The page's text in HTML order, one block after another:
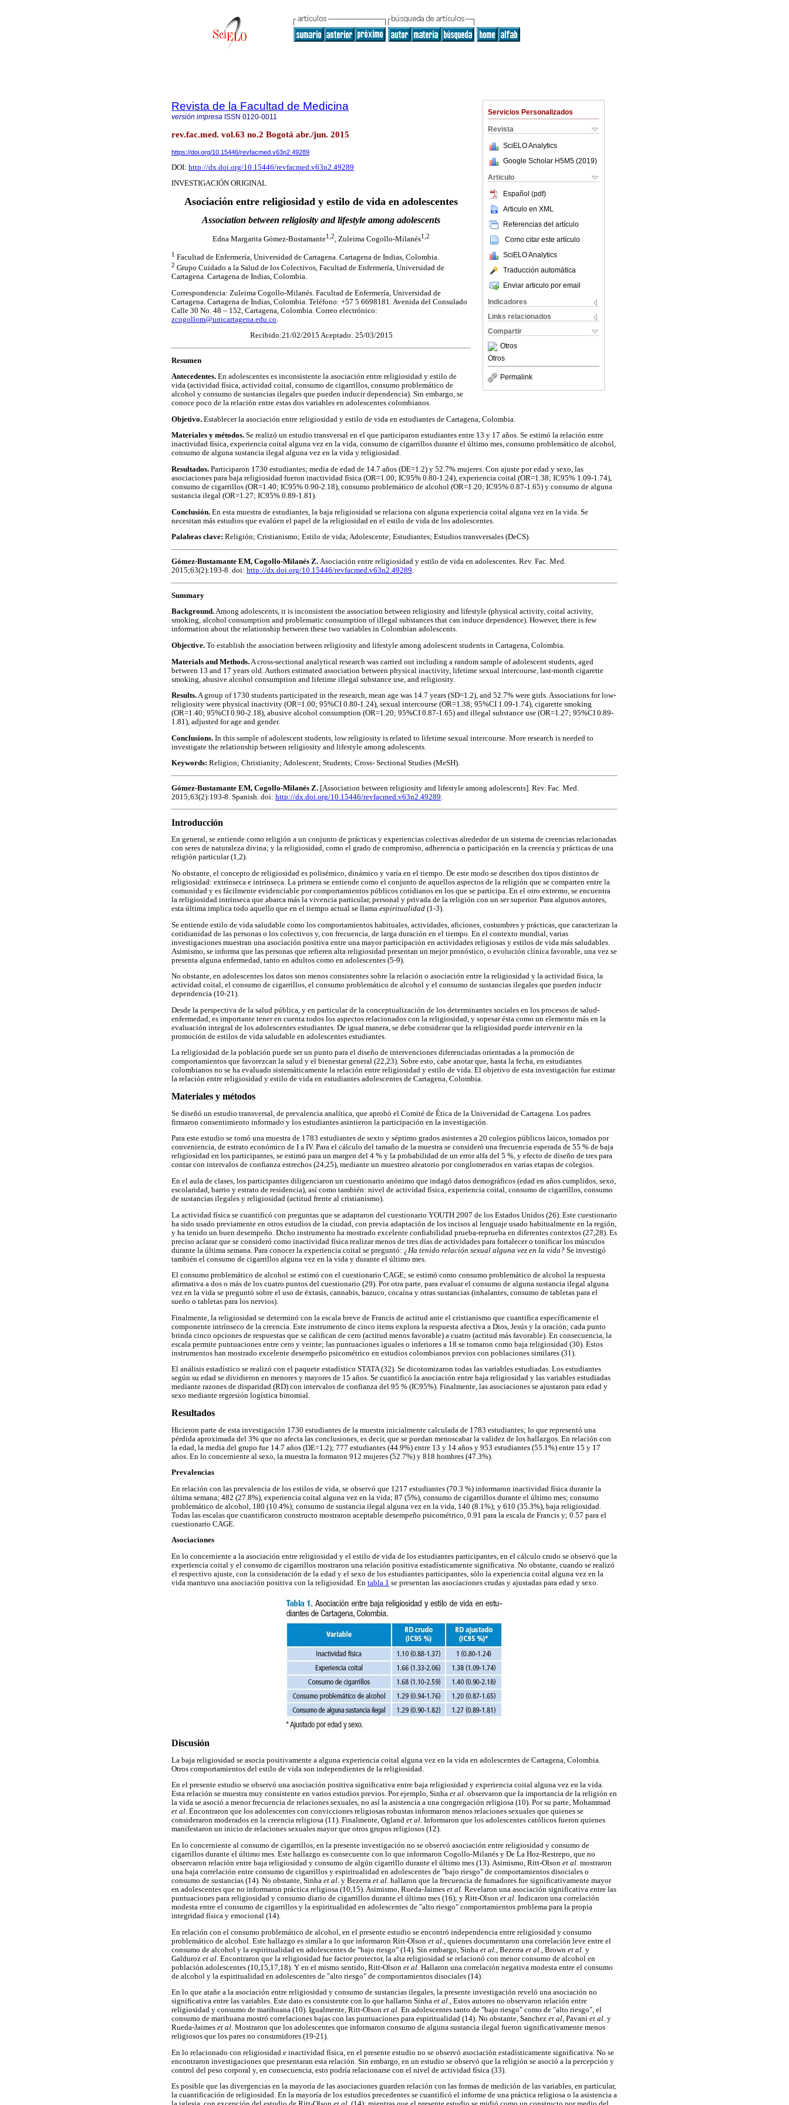
Servicios Personalizados
Revista
SciELO Analytics
Google Scholar H5M5 (2019)
Articulo
Español (pdf)
Articulo en XML
Referencias del artículo
Como citar este artículo
SciELO Analytics
Traducción automática
Enviar articulo por email
Indicadores
Links relacionados
Compartir
Otros
Otros
Permalink
Revista de la Facultad de Medicina
versión impresa ISSN 0120-0011
rev.fac.med. vol.63 no.2 Bogotá abr./jun. 2015
https://doi.org/10.15446/revfacmed.v63n2.49289
DOI: http://dx.doi.org/10.15446/revfacmed.v63n2.49289
INVESTIGACIÓN ORIGINAL
Asociación entre religiosidad y estilo de vida en adolescentes
Association between religiosity and lifestyle among adolescents
Edna Margarita Gómez-Bustamante1,2, Zuleima Cogollo-Milanés1,2
1 Facultad de Enfermería, Universidad de Cartagena. Cartagena de Indias, Colombia.
2 Grupo Cuidado a la Salud de los Colectivos, Facultad de Enfermería, Universidad de
Cartagena. Cartagena de Indias, Colombia.
Correspondencia: Zuleima Cogollo-Milanés. Facultad de Enfermería, Universidad de
Cartagena. Cartagena de Indias, Colombia. Teléfono: +57 5 6698181. Avenida del Consulado
Calle 30 No. 48 – 152, Cartagena, Colombia. Correo electrónico:
zcogollom@unicartagena.edu.co
Recibido:21/02/2015 Aceptado: 25/03/2015
Resumen
Antecedentes. En adolescentes es inconsistente la asociación entre religiosidad y estilo de
vida (actividad física, actividad coital, consumo de cigarrillos, consumo problemático de
alcohol y consumo de sustancias ilegales que pueden inducir dependencia). Sin embargo, se
conoce poco de la relación entre estas dos variables en adolescentes colombianos.
Objetivo. Establecer la asociación entre religiosidad y estilo de vida en estudiantes de Cartagena, Colombia.
Materiales y métodos. Se realizó un estudio transversal en el que participaron estudiantes entre 13 y 17 años. Se estimó la relación entre
inactividad física, experiencia coital alguna vez en la vida, consumo de cigarrillos durante el último mes, consumo problemático de alcohol,
consumo de alguna sustancia ilegal alguna vez en la vida y religiosidad.
Resultados. Participaron 1730 estudiantes; media de edad de 14.7 años (DE=1.2) y 52.7% mujeres. Con ajuste por edad y sexo, las
asociaciones para baja religiosidad fueron inactividad física (OR=1.00; IC95% 0.80-1.24), experiencia coital (OR=1.38; IC95% 1.09-1.74),
consumo de cigarrillos (OR=1.40; IC95% 0.90-2.18), consumo problemático de alcohol (OR=1.20; IC95% 0.87-1.65) y consumo de alguna
sustancia ilegal (OR=1.27; IC95% 0.89-1.81).
Conclusión. En esta muestra de estudiantes, la baja religiosidad se relaciona con alguna experiencia coital alguna vez en la vida. Se
necesitan más estudios que evalúen el papel de la religiosidad en el estilo de vida de los adolescentes.
Palabras clave: Religión; Cristianismo; Estilo de vida; Adolescente; Estudiantes; Estudios transversales (DeCS).
Gómez-Bustamante EM, Cogollo-Milanés Z. Asociación entre religiosidad y estilo de vida en adolescentes. Rev. Fac. Med.
2015;63(2):193-8. doi: http://dx.doi.org/10.15446/revfacmed.v63n2.49289.
Summary
Background.Among adolescents, it is inconsistent the association between religiosity and lifestyle (physical activity, coital activity,
smoking, alcohol consumption and problematic consumption of illegal substances that can induce dependence). However, there is few
information about the relationship between these two variables in Colombian adolescents.
Objective. To establish the association between religiosity and lifestyle among adolescent students in Cartagena, Colombia.
Materials and Methods. A cross-sectional analytical research was carried out including a random sample of adolescent students, aged
between 13 and 17 years old. Authors estimated association between physical inactivity, lifetime sexual intercourse, last-month cigarette
smoking, abusive alcohol consumption and lifetime illegal substance use, and religiosity.
Results.A group of 1730 students participated in the research, mean age was 14.7 years (SD=1.2), and 52.7% were girls. Associations for low-
religiosity were physical inactivity (OR=1.00; 95%CI 0.80-1.24), sexual intercourse (OR=1.38; 95%CI 1.09-1.74), cigarette smoking
(OR=1.40; 95%CI 0.90-2.18), abusive alcohol consumption (OR=1.20; 95%CI 0.87-1.65) and illegal substance use (OR=1.27; 95%CI 0.89-
1.81), adjusted for age and gender.
Conclusions. In this sample of adolescent students, low religiosity is related to lifetime sexual intercourse. More research is needed to
investigate the relationship between religiosity and lifestyle among adolescents.
Keywords: Religion; Christianity; Adolescent; Students; Cross- Sectional Studies (MeSH).
Gómez-Bustamante EM, Cogollo-Milanés Z. [Association between religiosity and lifestyle among adolescents]. Rev. Fac. Med.
2015;63(2):193-8. Spanish. doi: http://dx.doi.org/10.15446/revfacmed.v63n2.49289
Introducción
En general, se entiende como religión a un conjunto de prácticas y experiencias colectivas alrededor de un sistema de creencias relacionadas
con seres de naturaleza divina; y la religiosidad, como el grado de compromiso, adherencia o participación en la creencia y prácticas de una
religión particular (1,2).
No obstante, el concepto de religiosidad es polisémico, dinámico y varía en el tiempo. De este modo se describen dos tipos distintos de
religiosidad: extrínseca e intrínseca. La primera se entiende como el conjunto de aquellos aspectos de la religión que se comparten entre la
comunidad y es fácilmente evidenciable por comportamientos públicos cotidianos en los que se participa. En el otro extremo, se encuentra
la religiosidad intrínseca que abarca más la vivencia particular, personal y privada de la religión con un ser superior. Para algunos autores,
esta última implica todo aquello que en el tiempo actual se llama espiritualidad (1-3).
Se entiende estilo de vida saludable como los comportamientos habituales, actividades, aficiones, costumbres y prácticas, que caracterizan la
cotidianidad de las personas o los colectivos y, con frecuencia, de larga duración en el tiempo. En el contexto mundial, varias
investigaciones muestran una asociación positiva entre una mayor participación en actividades religiosas y estilos de vida más saludables.
Asimismo, se informa que las personas que refieren alta religiosidad presentan un mejor pronóstico, o evolución clínica favorable, una vez se
presenta alguna enfermedad, tanto en adultos como en adolescentes (5-9).
No obstante, en adolescentes los datos son menos consistentes sobre la relación o asociación entre la religiosidad y la actividad física, la
actividad coital, el consumo de cigarrillos, el consumo problemático de alcohol y el consumo de sustancias ilegales que pueden inducir
dependencia (10-21).
Desde la perspectiva de la salud pública, y en particular de la conceptualización de los determinantes sociales en los procesos de salud-
enfermedad, es importante tener en cuenta todos los aspectos relacionados con la religiosidad, y sopesar ésta como un elemento más en la
evaluación integral de los adolescentes estudiantes. De igual manera, se debe considerar que la religiosidad puede intervenir en la
promoción de estilos de vida saludable en adolescentes estudiantes.
La religiosidad de la población puede ser un punto para el diseño de intervenciones diferenciadas orientadas a la promoción de
comportamientos que favorezcan la salud y el bienestar general (22,23). Sobre esto, cabe anotar que, hasta la fecha, en estudiantes
colombianos no se ha evaluado sistemáticamente la relación entre religiosidad y estilo de vida. El objetivo de esta investigación fue estimar
la relación entre religiosidad y estilo de vida en estudiantes adolescentes de Cartagena, Colombia.
Materiales y métodos
Se diseñó un estudio transversal, de prevalencia analítica, que aprobó el Comité de Ética de la Universidad de Cartagena. Los padres
firmaron consentimiento informado y los estudiantes asintieron la participación en la investigación.
Para este estudio se tomó una muestra de 1783 estudiantes de sexto y séptimo grados asistentes a 20 colegios públicos laicos, tomados por
conveniencia, de estrato económico de I a IV. Para el cálculo del tamaño de la muestra se consideró una frecuencia esperada de 55 % de baja
religiosidad en los participantes, se estimó para un margen del 4 % y la probabilidad de un error alfa del 5 %, y efecto de diseño de tres para
contar con intervalos de confianza estrechos (24,25), mediante un muestreo aleatorio por conglomerados en varias etapas de colegios.
En el aula de clases, los participantes diligenciaron un cuestionario anónimo que indagó datos demográficos (edad en años cumplidos, sexo,
escolaridad, barrio y estrato de residencia), así como también: nivel de actividad física, experiencia coital, consumo de cigarrillos, consumo
de sustancias ilegales y religiosidad (actitud frente al cristianismo).
La actividad física se cuantificó con preguntas que se adaptaron del cuestionario YOUTH 2007 de los Estados Unidos (26). Este cuestionario
ha sido usado previamente en otros estudios de la ciudad, con previa adaptación de los incisos al lenguaje usado habitualmente en la región,
y ha tenido un buen desempeño. Dicho instrumento ha mostrado excelente confiabilidad prueba-reprueba en diferentes contextos (27,28). Es
preciso aclarar que se consideró como inactividad física realizar menos de tres días de actividades para fortalecer o tonificar los músculos
durante la última semana. Para conocer la experiencia coital se preguntó: ¿Ha tenido relación sexual alguna vez en la vida? Se investigó
también el consumo de cigarrillos alguna vez en la vida y durante el último mes.
El consumo problemático de alcohol se estimó con el cuestionario CAGE; se estimó como consumo problemático de alcohol la respuesta
afirmativa a dos o más de los cuatro puntos del cuestionario (29). Por otra parte, para evaluar el consumo de alguna sustancia ilegal alguna
vez en la vida se preguntó sobre el uso de éxtasis, cannabis, bazuco, cocaína y otras sustancias (inhalantes, consumo de tabletas para el
sueño o tabletas para los nervios).
Finalmente, la religiosidad se determinó con la escala breve de Francis de actitud ante el cristianismo que cuantifica específicamente el
componente intrínseco de la creencia. Este instrumento de cinco items explora la respuesta afectiva a Dios, Jesús y la oración; cada punto
brinda cinco opciones de respuestas que se califican de cero (actitud menos favorable) a cuatro (actitud más favorable). En consecuencia, la
escala permite puntuaciones entre cero y veinte; las puntuaciones iguales o inferiores a 18 se tomaron como baja religiosidad (30). Estos
instrumentos han mostrado excelente desempeño psicométrico en estudios colombianos previos con poblaciones similares (31).
El análisis estadístico se realizó con el paquete estadístico STATA (32). Se dicotomizaron todas las variables estudiadas. Los estudiantes
según su edad se dividieron en menores y mayores de 15 años. Se cuantificó la asociación entre baja religiosidad y las variables estudiadas
mediante razones de disparidad (RD) con intervalos de confianza del 95 % (IC95%). Finalmente, las asociaciones se ajustaron para edad y
sexo mediante regresión logística binomial.
Resultados
Hicieron parte de esta investigación 1730 estudiantes de la muestra inicialmente calculada de 1783 estudiantes; lo que representó una
pérdida aproximada del 3% que no afecta las conclusiones, es decir, que se puedan menoscabar la validez de los hallazgos. En relación con
la edad, la media del grupo fue 14.7 años (DE=1.2); 777 estudiantes (44.9%) entre 13 y 14 años y 953 estudiantes (55.1%) entre 15 y 17
años. En lo concerniente al sexo, la muestra la formaron 912 mujeres (52.7%) y 818 hombres (47.3%).
Prevalencias
En relación con las prevalencia de los estilos de vida, se observó que 1217 estudiantes (70.3 %) informaron inactividad física durante la
última semana; 482 (27.8%), experiencia coital alguna vez en la vida; 87 (5%), consumo de cigarrillos durante el último mes; consumo
problemático de alcohol, 180 (10.4%); consumo de sustancia ilegal alguna vez en la vida, 140 (8.1%); y 610 (35.3%), baja religiosidad.
Todas las escalas que cuantificaron constructo mostraron aceptable desempeño psicométrico, 0.91 para la escala de Francis y; 0.57 para el
cuestionario CAGE.
Asociaciones
En lo concerniente a la asociación entre religiosidad y el estilo de vida de los estudiantes participantes, en el cálculo crudo se observó que la
experiencia coital y el consumo de cigarrillos mostraron una relación positiva estadísticamente significativa. No obstante, cuando se realizó
el respectivo ajuste, con la consideración de la edad y el sexo de los estudiantes participantes, sólo la experiencia coital alguna vez en la
vida mantuvo una asociación positiva con la religiosidad. En tabla 1 se presentan las asociaciones crudas y ajustadas para edad y sexo.
Discusión
La baja religiosidad se asocia positivamente a alguna experiencia coital alguna vez en la vida en adolescentes de Cartagena, Colombia.
Otros comportamientos del estilo de vida son independientes de la religiosidad.
En el presente estudio se observó una asociación positiva significativa entre baja religiosidad y experiencia coital alguna vez en la vida.
Esta relación se muestra muy consistente en varios estudios previos. Por ejemplo, Sinha et al. observaron que la importancia de la religión en
la vida se asoció a menor frecuencia de relaciones sexuales, no así la asistencia a una congregación religiosa (10). Por su parte, Mohammad
et al. Encontraron que los adolescentes con convicciones religiosas robustas informaron menos relaciones sexuales que quienes se
consideraron moderados en la creencia religiosa (11). Finalmente, Ogland et al. Informaron que los adolescentes católicos fueron quienes
manifestaron un inicio de relaciones sexuales mayor que otros grupos religiosos (12).
En lo concerniente al consumo de cigarrillos, en la presente investigación no se observó asociación entre religiosidad y consumo de
cigarrillos durante el último mes. Este hallazgo es consecuente con lo que informaron Cogollo-Milanés y De La Hoz-Restrepo, que no
observaron relación entre baja religiosidad y consumo de algún cigarrillo durante el último mes (13). Asimismo, Ritt-Olson et al. mostraron
una baja correlación entre consumo de cigarrillos y espiritualidad en adolescentes de "bajo riesgo" de comportamientos disociales o
consumo de sustancias (14). No obstante, Sinha et al. y Bezerra et al. hallaron que la frecuencia de fumadores fue significativamente mayor
en adolescentes que no informaron práctica religiosa (10,15). Asimismo, Rueda-Jaimes et al. Revelaron una asociación significativa entre las
puntuaciones para religiosidad y consumo diario de cigarrillos durante el último mes (16); y Ritt-Olson et al. Indicaron una correlación
modesta entre el consumo de cigarrillos y la espiritualidad en adolescentes de "alto riesgo" comportamientos problema para la propia
integridad física y emocional (14).
En relación con el consumo problemático de alcohol, en el presente estudio se encontró independencia entre religiosidad y consumo
problemático de alcohol. Este hallazgo es similar a lo que informaron Ritt-Olson et al.
, quienes documentaron una correlación leve entre el
consumo de alcohol y la espiritualidad en adolescentes de "bajo riesgo" (14). Sin embargo, Sinha et al. , Bezerra et al. , Brown et al . y
Galduroz et al . Encontraron que la religiosidad fue factor protector, la alta religiosidad se relacionó con menor consumo de alcohol en
población adolescentes (10,15,17,18). Y en el mismo sentido, Ritt-Olson et al. Hallaron una correlación negativa modesta entre el consumo
de alcohol y la espiritualidad en adolescentes de "alto riesgo" de comportamientos disociales (14).
En lo que atañe a la asociación entre religiosidad y consumo de sustancias ilegales, la presente investigación reveló una asociación no
significativa entre las variables. Este dato es consistente con lo que hallaron Sinha et al., Estos autores no observaron relación entre
religiosidad y consumo de marihuana (10). Igualmente, Ritt-Olson et al. En adolescentes tanto de "bajo riesgo" como de "alto riesgo", el
consumo de marihuana mostró correlaciones bajas con las puntuaciones para espiritualidad (14). No obstante, Sanchez et al, Pavani et al. y
Rueda-Jaimes et al. Mostraron que los adolescentes que informaron consumo de alguna sustancia ilegal fueron significativamente menos
religiosos que los pares no consumidores (19-21).
En lo relacionado con religiosidad e inactividad física, en el presente estudio no se observó asociación estadísticamente significativa. No se
encontraron investigaciones que presentaran esta relación. Sin embargo, en un estudio se observó que la religión se asoció a la percepción y
control del peso corporal y, en consecuencia, esto podría relacionarse con el nivel de actividad física (33).
Es posible que las divergencias en la mayoría de las asociaciones guarden relación con las formas de medición de las variables, en particular,
la cuantificación de religiosidad. En la mayoría de los estudios precedentes se cuantificó el informe de una práctica religiosa o la asistencia a